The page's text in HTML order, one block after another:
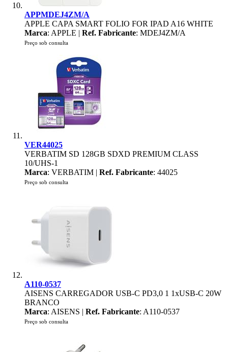
APPMDEJ4ZM/A
APPLE CAPA SMART FOLIO FOR IPAD A16 WHITE
Marca: APPLE | Ref. Fabricante: MDEJ4ZM/A
Preço sob consulta
VER44025
VERBATIM SD 128GB SDXD PREMIUM CLASS
10/UHS-1
Marca: VERBATIM | Ref. Fabricante: 44025
Preço sob consulta
A110-0537
AISENS CARREGADOR USB-C PD3,0 1 1xUSB-C 20W
BRANCO
Marca: AISENS | Ref. Fabricante: A110-0537
Preço sob consulta